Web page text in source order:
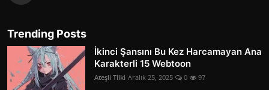
Trending Posts
İkinci Şansını Bu Kez Harcamayan Ana
Karakterli 15 Webtoon
Ateşli Tilki Aralık 25, 2025 0 97